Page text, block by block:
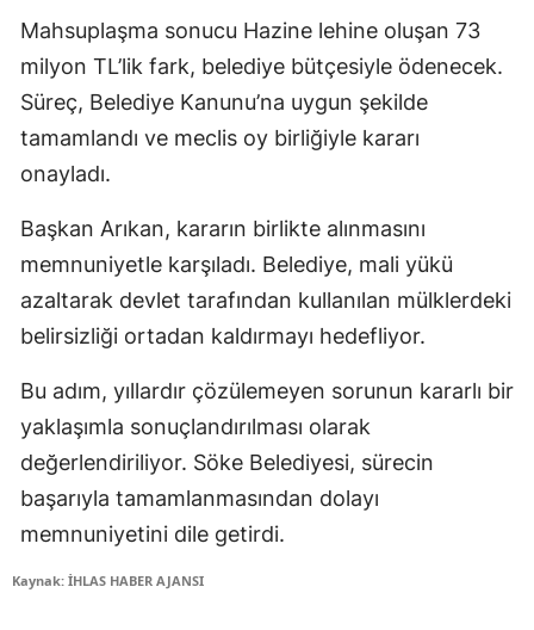
Mahsuplaşma sonucu Hazine lehine oluşan 73
milyon TL’lik fark, belediye bütçesiyle ödenecek.
Süreç, Belediye Kanunu’na uygun şekilde
tamamlandı ve meclis oy birliğiyle kararı
onayladı.
Başkan Arıkan, kararın birlikte alınmasını
memnuniyetle karşıladı. Belediye, mali yükü
azaltarak devlet tarafından kullanılan mülklerdeki
belirsizliği ortadan kaldırmayı hedefliyor.
Bu adım, yıllardır çözülemeyen sorunun kararlı bir
yaklaşımla sonuçlandırılması olarak
değerlendiriliyor. Söke Belediyesi, sürecin
başarıyla tamamlanmasından dolayı
memnuniyetini dile getirdi.
Kaynak: İHLAS HABER AJANSI